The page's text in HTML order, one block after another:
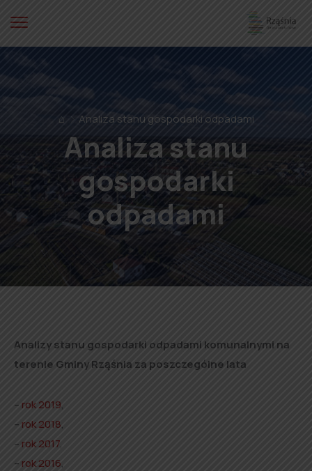
⌂ Analiza stanu gospodarki odpadami
Analiza stanu
gospodarki
odpadami
Analizy stanu gospodarki odpadami komunalnymi na
terenie Gminy Rząśnia za poszczególne lata
–rok 2019,
– rok 2018,
–rok 2017,
–rok 2016,